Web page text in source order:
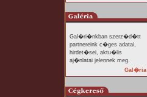
Gal�ri�nkban szerz�d�tt
partnereink c�ges adatai,
hirdet�sei, aktu�lis
aj�nlatai jelennek meg.
Gal�ria